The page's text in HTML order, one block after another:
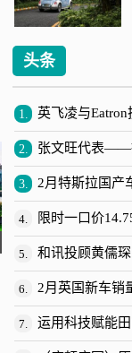
头条
1. 英飞凌与
2. 张文旺代表——
3. 2月特斯拉国产
4. 限时一口价
5. 和讯投顾黄儒
6. 2月英国新车销
7. 运用科技赋能